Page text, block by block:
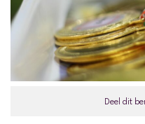
Deel dit